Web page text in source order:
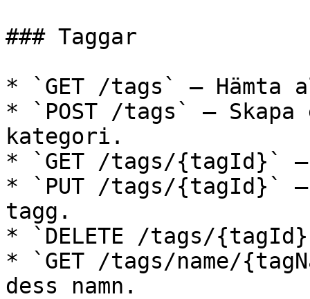
### Taggar
* `GET /tags` — Hämta
* `POST /tags` — Skapa
kategori.
* `GET /tags/{tagId}` —
* `PUT /tags/
tagg.
* `DELETE /tags/
* `GET /tags/name/
dess namn.